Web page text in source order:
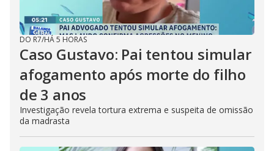
DO R7/HÁ 5 HORAS
Caso Gustavo: Pai tentou simular
afogamento após morte do filho
de 3 anos
Investigação revela tortura extrema e suspeita de omissão
da madrasta